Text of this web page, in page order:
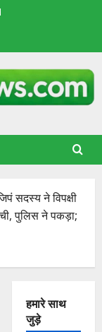
जिपं सदस्य ने विपक्षी
पुलिस ने पकड़ा;
हमारे साथ
जुड़े